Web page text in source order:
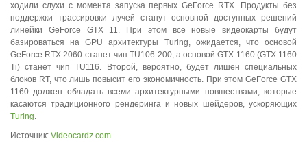
ходили слухи с момента запуска первых GeForce RTX. Продукты без
поддержки трассировки лучей станут основной доступных решений
линейки GeForce GTX 11. При этом все новые видеокарты будут
базироваться на GPU архитектуры Turing, ожидается, что основой
GeForce RTX 2060 станет чип TU106-200, а основой GTX 1160 (GTX 1160
Ti) станет чип TU116. Второй, вероятно, будет лишен специальных
блоков RT, что лишь повысит его экономичность. При этом GeForce GTX
1160 должен обладать всеми архитектурными новшествами, которые
касаются традиционного рендеринга и новых шейдеров, ускоряющих
Turing.
Источник: Videocardz.com